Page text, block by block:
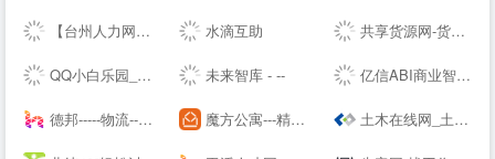
【台州人力网】台州人才网，台州--，台州最新人才招聘信息！ 水滴互助 共享货源网-货源总舵，淘宝店货源，工厂货源，奢侈品货源网
QQ小白乐园_三岁资源网_技术导航_全网精品资源分享平台 未来智库 - -- 亿信ABI商业智能软件-一站式数据分析BI软件工具
德邦-----物流--一站式服务 魔方公寓---精品单身青年白领公寓出租|酒店式爱情公寓租房 土木在线网_土木工程师专业技术交流资料下载